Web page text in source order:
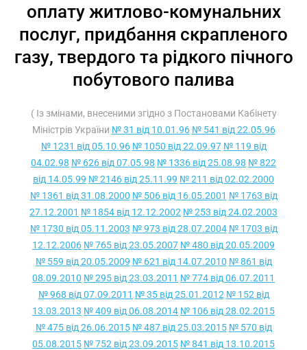
оплату житлово-комунальних
послуг, придбання скрапленого
газу, твердого та рідкого пічного
побутового палива
( Із змінами, внесеними згідно з Постановами Кабінету
Міністрів України № 31 від 10.01.96 № 541 від 22.05.96
№ 1231 від 05.10.96 № 1050 від 22.09.97 № 119 від
04.02.98 № 626 від 07.05.98 № 1336 від 25.08.98 № 822
від 14.05.99 № 2146 від 25.11.99 № 211 від 02.02.2000
№ 1361 від 31.08.2000 № 506 від 16.05.2001 № 1763 від
27.12.2001 № 1854 від 12.12.2002 № 253 від 24.02.2003
№ 1730 від 05.11.2003 № 973 від 28.07.2004 № 1703 від
12.12.2006 № 765 від 23.05.2007 № 480 від 20.05.2009
№ 559 від 20.05.2009 № 621 від 14.07.2010 № 861 від
08.09.2010 № 295 від 23.03.2011 № 774 від 06.07.2011
№ 968 від 07.09.2011 № 35 від 25.01.2012 № 152 від
13.03.2013 № 409 від 06.08.2014 № 106 від 28.02.2015
№ 475 від 26.06.2015 № 487 від 25.03.2015 № 570 від
05.08.2015 № 752 від 23.09.2015 № 841 від 13.10.2015